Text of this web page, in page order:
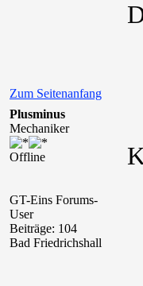
Zum Seitenanfang
Plusminus
Mechaniker
Offline
GT-Eins Forums-
User
Beiträge: 104
Bad Friedrichshall